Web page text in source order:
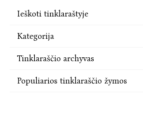
Ieškoti tinklaraštyje
Kategorija
Tinklaraščio archyvas
Populiarios tinklaraščio žymos